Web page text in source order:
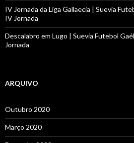
IV Jornada da Liga Gallaecia | Suevia
IV Jornada
Descalabro em Lugo | Suevia Futebol
Jornada
ARQUIVO
Outubro 2020
Março 2020